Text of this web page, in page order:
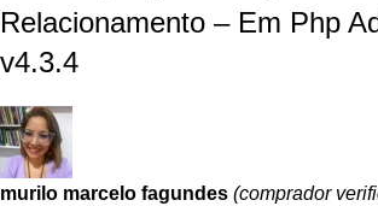
Relacionamento – Em Php
v4.3.4
murilo marcelo fagundes (comprador